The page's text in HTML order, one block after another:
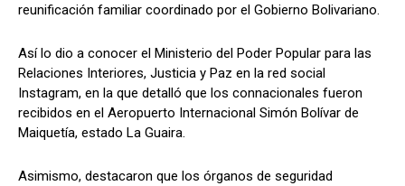
reunificación familiar coordinado por el Gobierno Bolivariano.
Así lo dio a conocer el Ministerio del Poder Popular para las
Relaciones Interiores, Justicia y Paz en la red social
Instagram, en la que detalló que los connacionales fueron
recibidos en el Aeropuerto Internacional Simón Bolívar de
Maiquetía, estado La Guaira.
Asimismo, destacaron que los órganos de seguridad